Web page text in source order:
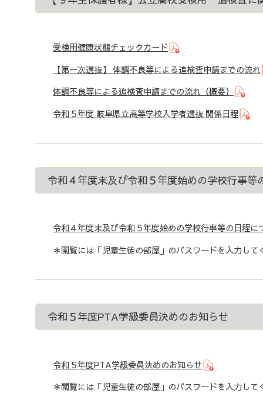
受検用健康状態チェックカード
【第一次選抜】 体調不良等による追検査申請までの流れ
体調不良等による追検査申請までの流れ（概要）
令和５年度 岐阜県立高等学校入学者選抜 関係日程
令和４年度末及び令和５年度始めの学校行事等
令和４年度末及び令和５年度始めの学校行事等の日程に
＊閲覧には「児童生徒の部屋」のパスワードを入力して
令和５年度PTA学級委員決めのお知らせ
令和５年度PTA学級委員決めのお知らせ
＊閲覧には「児童生徒の部屋」のパスワードを入力して